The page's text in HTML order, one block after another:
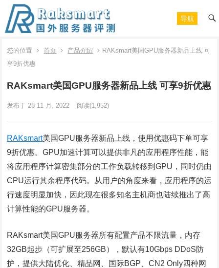
导航
您的位置 首页 产品介绍
RAKsmart美国GPU服务器新品上线 可
享9折优惠
RAKsmart美国GPU服务器新品上线 可享9折优惠
发布于 28 11 月, 2022 阅读(1,952)
RAKsmart美国GPU服务器新品上线，使用优惠码下单可享
9折优惠。GPU加速计算可以提供非凡的应用程序性能，能
将应用程序计算密集部分的工作负载转移到GPU，同时仍由
CPU运行其余程序代码。从用户的角度来看，应用程序的运
行速度明显加快，因此现在很多知名主机商也陆续推出了高
计算性能的GPU服务器。
RAKsmart美国GPU服务器所有配置产品不限流量，内存
32GB起步（可扩展至256GB），默认有10Gbps DDoS防
护，提供大陆优化、精品网、国际BGP、CN2 Only四种网